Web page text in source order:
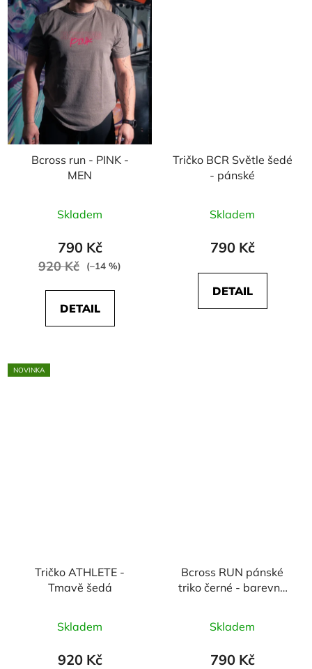
Bcross run - PINK -
MEN
Skladem
790 Kč
920 Kč (–14 %)
DETAIL
Tričko BCR Světle šedé
- pánské
Skladem
790 Kč
DETAIL
NOVINKA
Tričko ATHLETE -
Tmavě šedá
Skladem
920 Kč
Bcross RUN pánské
triko černé - barevné
Skladem
790 Kč